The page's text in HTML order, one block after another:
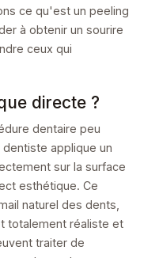
ce qu'est un peeling
à obtenir un sourire
ceux qui
directe ?
dentaire peu
applique un
sur la surface
esthétique. Ce
naturel des dents,
totalement réaliste et
traiter de